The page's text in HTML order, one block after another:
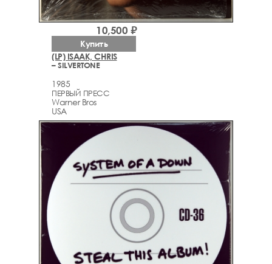
(LP) ISAAK, CHRIS
– SILVERTONE
1985
ПЕРВЫЙ ПРЕСС
Warner Bros
USA
10,500 ₽
Купить